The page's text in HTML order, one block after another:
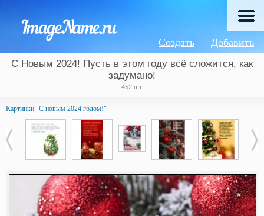
Добавить
Создать
С Новым 2024! Пусть в этом году всё сложится, как
задумано!
452 шт.
Картинки "С новым 2024 годом!"